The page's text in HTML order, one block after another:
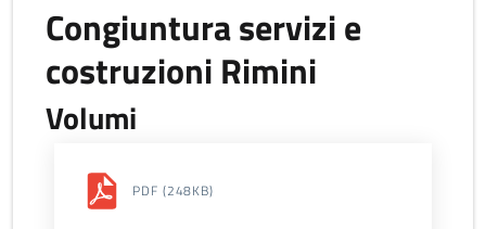
Congiuntura servizi e
costruzioni Rimini
Volumi
PDF (248KB)